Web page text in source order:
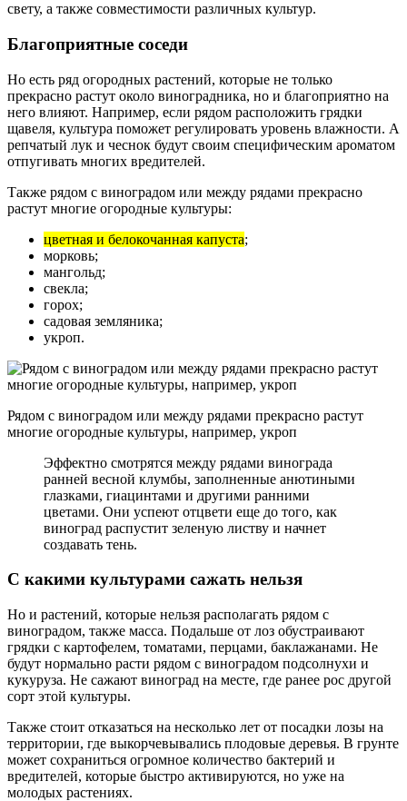
свету, а также совместимости различных культур.
Благоприятные соседи
Но есть ряд огородных растений, которые не только
прекрасно растут около виноградника, но и благоприятно на
него влияют. Например, если рядом расположить грядки
щавеля, культура поможет регулировать уровень влажности. А
репчатый лук и чеснок будут своим специфическим ароматом
отпугивать многих вредителей.
Также рядом с виноградом или между рядами прекрасно
растут многие огородные культуры:
цветная и белокочанная капуста;
морковь;
мангольд;
свекла;
горох;
садовая земляника;
укроп.
Рядом с виноградом или между рядами прекрасно растут
многие огородные культуры, например, укроп
Эффектно смотрятся между рядами винограда
ранней весной клумбы, заполненные анютиными
глазками, гиацинтами и другими ранними
цветами. Они успеют отцвети еще до того, как
виноград распустит зеленую листву и начнет
создавать тень.
С какими культурами сажать нельзя
Но и растений, которые нельзя располагать рядом с
виноградом, также масса. Подальше от лоз обустраивают
грядки с картофелем, томатами, перцами, баклажанами. Не
будут нормально расти рядом с виноградом подсолнухи и
кукуруза. Не сажают виноград на месте, где ранее рос другой
сорт этой культуры.
Также стоит отказаться на несколько лет от посадки лозы на
территории, где выкорчевывались плодовые деревья. В грунте
может сохраниться огромное количество бактерий и
вредителей, которые быстро активируются, но уже на
молодых растениях.